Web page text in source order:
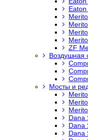
Eaton
ZF
Воздушная
Мосты и
Dana
Dana
Dana